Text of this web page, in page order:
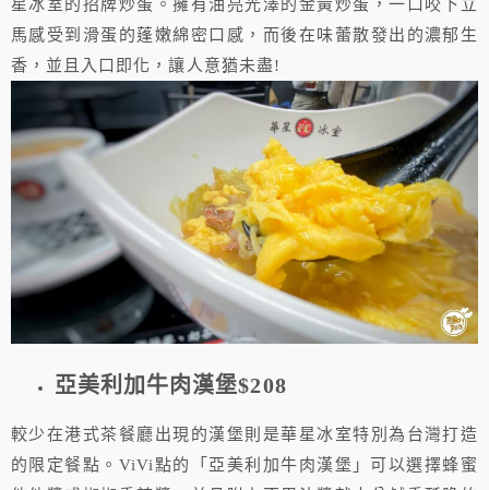
星冰室的招牌炒蛋。擁有油亮光澤的金黃炒蛋，一口咬下立
馬感受到滑蛋的蓬嫩綿密口感，而後在味蕾散發出的濃郁生
香，並且入口即化，讓人意猶未盡!
亞美利加牛肉漢堡$208
較少在港式茶餐廳出現的漢堡則是華星冰室特別為台灣打造
的限定餐點。ViVi點的「亞美利加牛肉漢堡」可以選擇蜂蜜